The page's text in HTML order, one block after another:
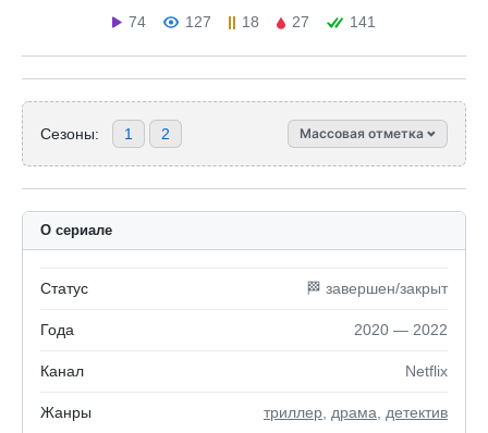
74
127 18 27 141
Сезоны: 1 2 Массовая отметка
О сериале
Статус 🏁 завершен/закрыт
Года 2020 — 2022
Канал Netflix
Жанры триллер драма детектив